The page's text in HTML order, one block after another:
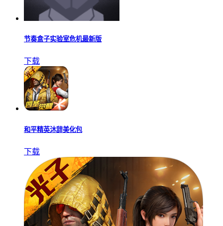
节奏盒子实验室危机最新版
下载
和平精英沐辞美化包
下载